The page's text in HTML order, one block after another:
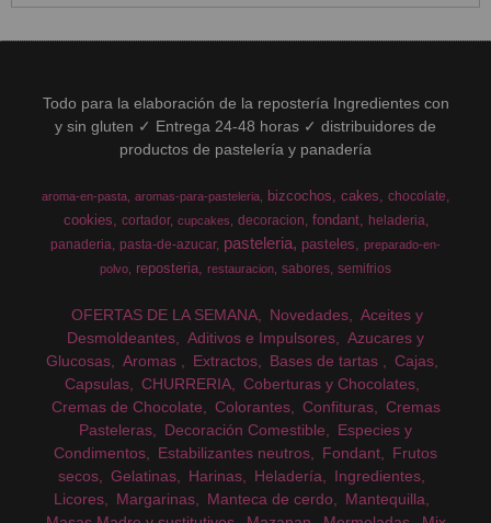
Todo para la elaboración de la repostería Ingredientes con
y sin gluten ✓ Entrega 24-48 horas ✓ distribuidores de
productos de pastelería y panadería
aroma-en-pasta aromas-para-pasteleria bizcochos cakes chocolate
cookies cortador cupcakes decoracion fondant
heladeria
panaderia pasta-de-azucar pasteleria pasteles
preparado-en-
polvo
reposteria restauracion sabores semifrios
OFERTAS DE LA SEMANA Novedades
Aceites y
Desmoldeantes
Aditivos e Impulsores
Azucares y
Glucosas
Aromas Extractos Bases de tartas
Cajas
Capsulas
CHURRERIA
Coberturas y Chocolates
Cremas de Chocolate
Colorantes Confituras
Cremas
Pasteleras
Decoración Comestible
Especies y
Condimentos
Estabilizantes neutros Fondant
Frutos
secos
Gelatinas Harinas Heladería
Ingredientes
Licores
Margarinas Manteca de cerdo
Mantequilla